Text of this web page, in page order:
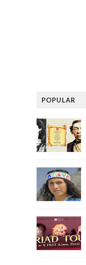
POPULAR